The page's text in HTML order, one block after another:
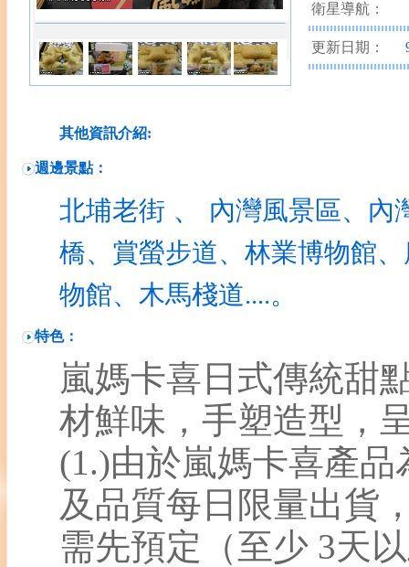
衛星導航：
更新日期：
其他資訊介紹:
週邊景點：
北埔老街 、 內灣風景區、內
橋、賞螢步道、林業博物館
物館、木馬棧道....。
特色：
嵐媽卡喜日式傳統甜
材鮮味，手塑造型，
(1.)由於嵐媽卡喜產
及品質每日限量出貨
需先預定（至少 3天